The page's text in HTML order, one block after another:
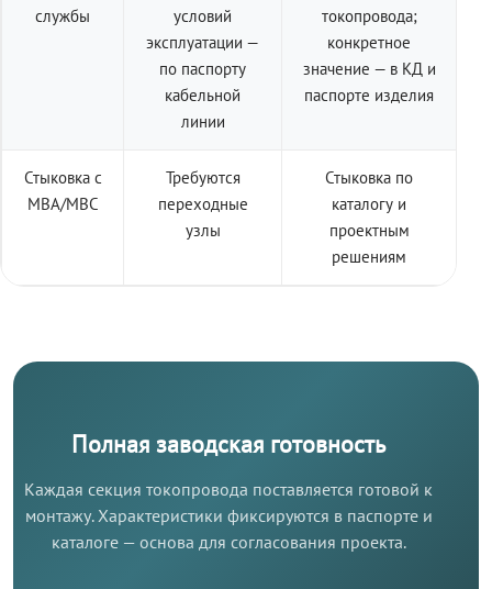
службы
условий
эксплуатации —
по паспорту
кабельной
линии
токопровода;
конкретное
значение — в КД и
паспорте изделия
Стыковка с
МВА/МВС
Требуются
переходные
узлы
Стыковка по
каталогу и
проектным
решениям
Полная заводская готовность
Каждая секция токопровода поставляется готовой к
монтажу. Характеристики фиксируются в паспорте и
каталоге — основа для согласования проекта.